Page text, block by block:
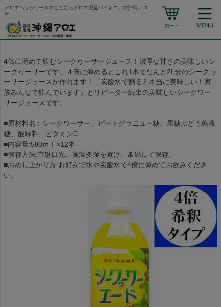
アロエベラジュースのことならアロエ製造パイオニアの沖縄アロ
エ
4倍に薄めて飲むシークヮーサージュース！濃厚な甘さの美味しいシ
ークヮーサーです。４倍に薄めるとこれ1本でなんと2L分のシークヮ
ーサージュースが作れます！「炭酸水で割ると本当に美味しい！家
族みんなで飲んでいます」とリピーター続出の美味しいシークワー
サージュースです。
■原材料名：シークワーサー、ピートグラニュー糖、果糖ぶどう糖液
糖、酸味料、ビタミンC
■内容量:500ｍｌ×12本
■保存方法:直射日光、高温多湿を避け、常温にて保存。
■おめし上がり方:お好みで水や炭酸水で4倍に薄めてお飲みくださ
い。